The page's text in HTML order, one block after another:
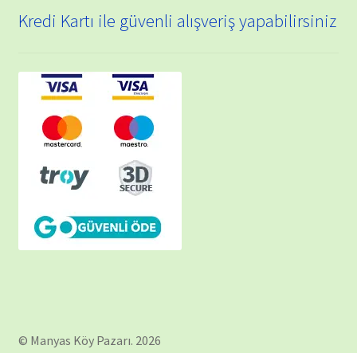
Kredi Kartı ile güvenli alışveriş yapabilirsiniz
© Manyas Köy Pazarı. 2026